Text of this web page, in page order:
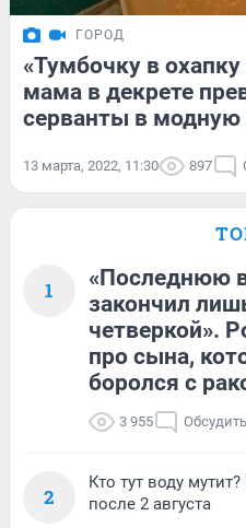
ГОРОД
«Тумбочку в
мама в декрете
серванты в модную
13 марта, 2022, 11:30 897
1
«Последнюю
закончил
четверкой».
про сына,
боролся с
3 955 Обсудить
2
Кто тут воду
после 2 августа